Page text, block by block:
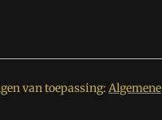
van toepassing: Algemene